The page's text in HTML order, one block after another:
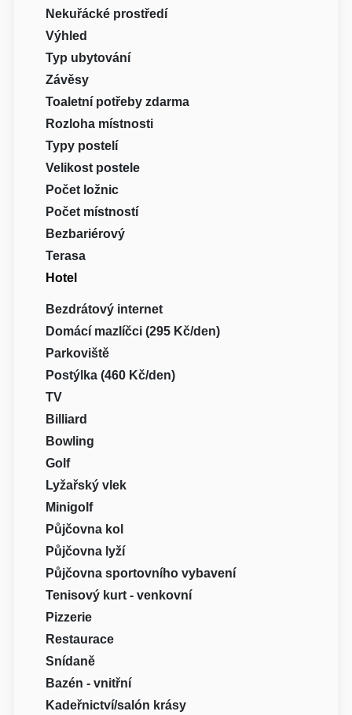
Nekuřácké prostředí
Výhled
Typ ubytování
Závěsy
Toaletní potřeby zdarma
Rozloha místnosti
Typy postelí
Velikost postele
Počet ložnic
Počet místností
Bezbariérový
Terasa
Hotel
Bezdrátový internet
Domácí mazlíčci (295 Kč/den)
Parkoviště
Postýlka (460 Kč/den)
TV
Billiard
Bowling
Golf
Lyžařský vlek
Minigolf
Půjčovna kol
Půjčovna lyží
Půjčovna sportovního vybavení
Tenisový kurt - venkovní
Pizzerie
Restaurace
Snídaně
Bazén - vnitřní
Kadeřnictví/salón krásy